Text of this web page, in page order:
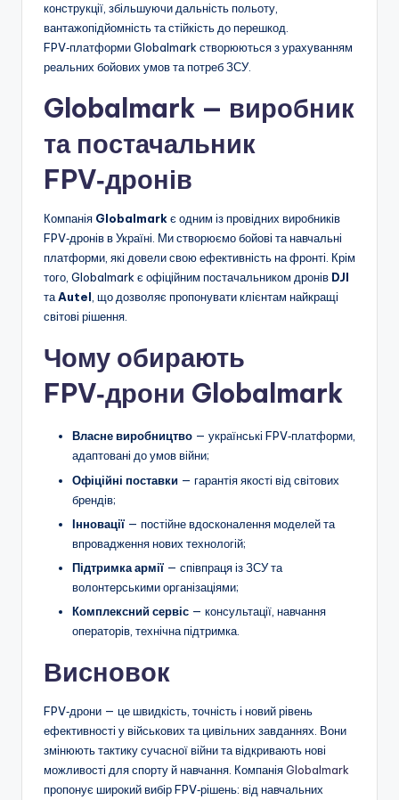
конструкції, збільшуючи дальність польоту,
вантажопідйомність та стійкість до перешкод.
FPV‑платформи Globalmark створюються з урахуванням
реальних бойових умов та потреб ЗСУ.
Globalmark — виробник
та постачальник
FPV‑дронів
Компанія Globalmarkє одним із провідних виробників
FPV‑дронів в Україні. Ми створюємо бойові та навчальні
платформи, які довели свою ефективність на фронті. Крім
того, Globalmark є офіційним постачальником дронів DJI
таAutel, що дозволяє пропонувати клієнтам найкращі
світові рішення.
Чому обирають
FPV‑дрони Globalmark
Власне виробництво — українські FPV‑платформи,
адаптовані до умов війни;
Офіційні поставки — гарантія якості від світових
брендів;
Інновації — постійне вдосконалення моделей та
впровадження нових технологій;
Підтримка армії — співпраця із ЗСУ та
волонтерськими організаціями;
Комплексний сервіс — консультації, навчання
операторів, технічна підтримка.
Висновок
FPV‑дрони — це швидкість, точність і новий рівень
ефективності у військових та цивільних завданнях. Вони
змінюють тактику сучасної війни та відкривають нові
можливості для спорту й навчання. КомпаніяGlobalmark
пропонує широкий вибір FPV‑рішень: від навчальних